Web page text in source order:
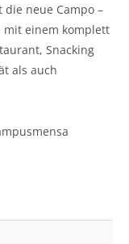
neue Campo –
mit einem komplett
Snacking
als auch